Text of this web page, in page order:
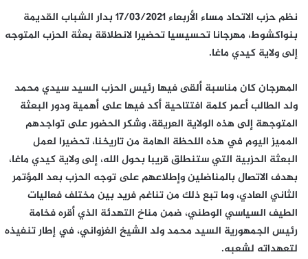
نظم حزب الاتحاد مساء الأربعاء 17/03/2021 بدار الشباب القديمة
بنواكشوط، مهرجانا تحسيسيا تحضيرا لانطلاقة بعثة الحزب المتوجه
إلى ولاية كيدي ماغا.
المهرجان كان مناسبة ألقى فيها رئيس الحزب السيد سيدي محمد
ولد الطالب أعمر كلمة افتتاحية أكد فيها على أهمية ودور البعثة
المتوجهة إلى هذه الولاية العريقة، وشكر الحضور على تواجدهم
المميز اليوم في هذه اللحظة الهامة من تاريخنا، تحضيرا لعمل
البعثة الحزبية التي ستنطلق قريبا بحول الله، إلى ولاية كيدي ماغا،
بهدف الاتصال بالمناضلين وإطلاعهم على توجه الحزب بعد المؤتمر
الثاني العادي، وما تبع ذلك من تناغم فريد بين مختلف فعاليات
الطيف السياسي الوطني، ضمن مناخ التهدئة الذي أقره فخامة
رئيس الجمهورية السيد محمد ولد الشيخ الغزواني، في إطار تنفيذه
لتعهداته لشعبه.